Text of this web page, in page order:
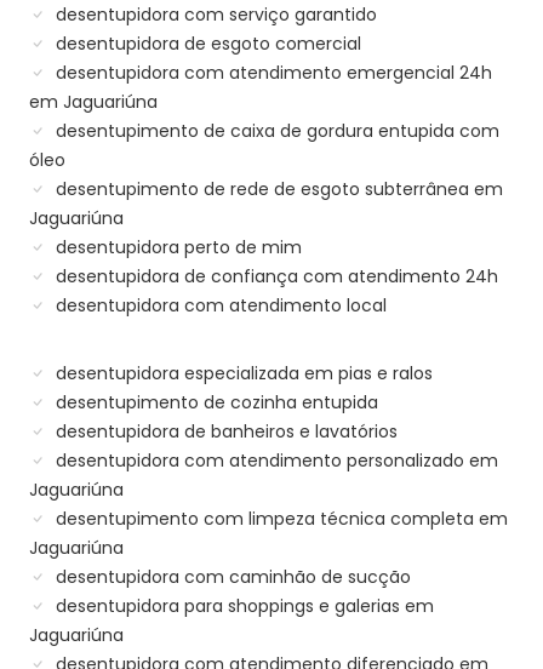
desentupidora com serviço garantido
desentupidora de esgoto comercial
desentupidora com atendimento emergencial 24h
em Jaguariúna
desentupimento de caixa de gordura entupida com
óleo
desentupimento de rede de esgoto subterrânea em
Jaguariúna
desentupidora perto de mim
desentupidora de confiança com atendimento 24h
desentupidora com atendimento local
desentupidora especializada em pias e ralos
desentupimento de cozinha entupida
desentupidora de banheiros e lavatórios
desentupidora com atendimento personalizado em
Jaguariúna
desentupimento com limpeza técnica completa em
Jaguariúna
desentupidora com caminhão de sucção
desentupidora para shoppings e galerias em
Jaguariúna